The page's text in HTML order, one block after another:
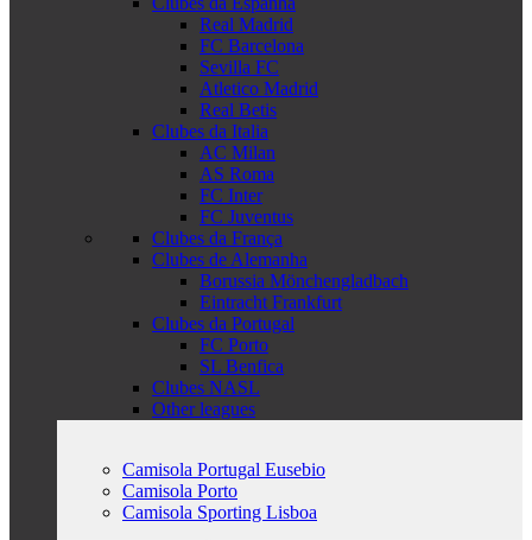
Real Madrid
FC Barcelona
Sevilla FC
Atletico Madrid
Real Betis
Clubes da Italia
AC Milan
AS Roma
FC Inter
FC Juventus
Clubes da França
Clubes de Alemanha
Borussia Mönchengladbach
Eintracht Frankfurt
Clubes da Portugal
FC Porto
SL Benfica
Clubes NASL
Other leagues
Camisola Portugal Eusebio
Camisola Porto
Camisola Sporting Lisboa